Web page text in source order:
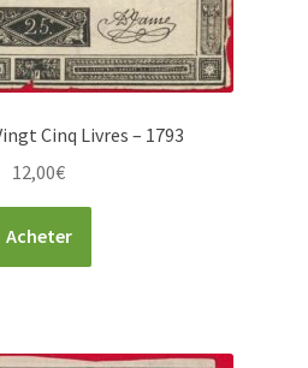
Cinq Livres – 1793
12,00€
Acheter